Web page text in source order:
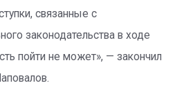
связанные с
законодательства в ходе
пойти не может», — закончил